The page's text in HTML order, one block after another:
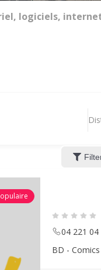
logiciels,
04 221 04
BD -